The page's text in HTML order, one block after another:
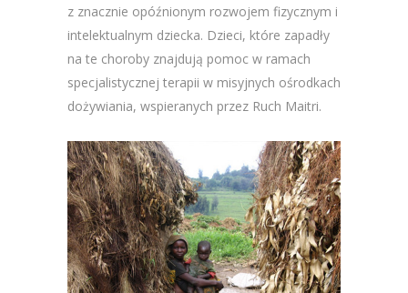
z znacznie opóźnionym rozwojem fizycznym i
intelektualnym dziecka. Dzieci, które zapadły
na te choroby znajdują pomoc w ramach
specjalistycznej terapii w misyjnych ośrodkach
dożywiania, wspieranych przez Ruch Maitri.